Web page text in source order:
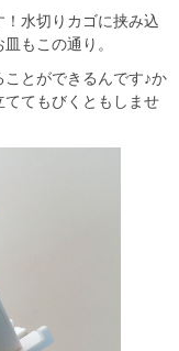
水切りカゴに挟み込
もこの通り。
とができるんです♪か
てもびくともしませ